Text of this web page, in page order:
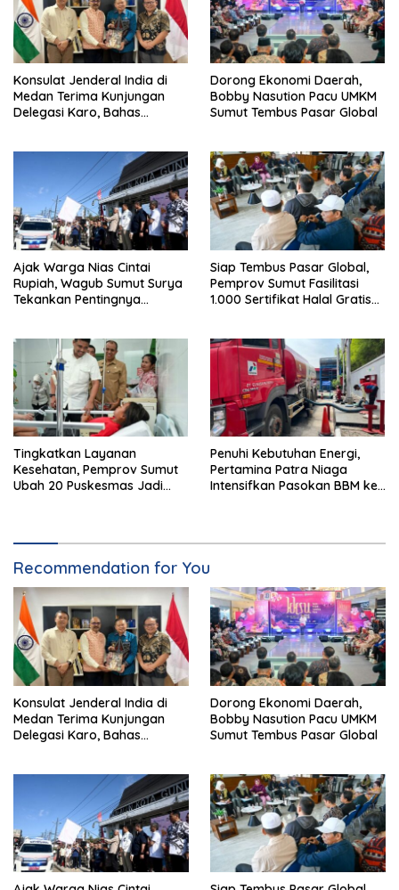
Konsulat Jenderal India di
Medan Terima Kunjungan
Delegasi Karo, Bahas
Dorong Ekonomi Daerah,
Bobby Nasution Pacu UMKM
Sumut Tembus Pasar Global
Ajak Warga Nias Cintai
Rupiah, Wagub Sumut Surya
Tekankan Pentingnya
Siap Tembus Pasar Global,
Pemprov Sumut Fasilitasi
1.000 Sertifikat Halal Gratis
Tingkatkan Layanan
Kesehatan, Pemprov Sumut
Ubah 20 Puskesmas Jadi
Penuhi Kebutuhan Energi,
Pertamina Patra Niaga
Intensifkan Pasokan BBM ke
Recommendation for You
Konsulat Jenderal India di
Medan Terima Kunjungan
Delegasi Karo, Bahas
Dorong Ekonomi Daerah,
Bobby Nasution Pacu UMKM
Sumut Tembus Pasar Global